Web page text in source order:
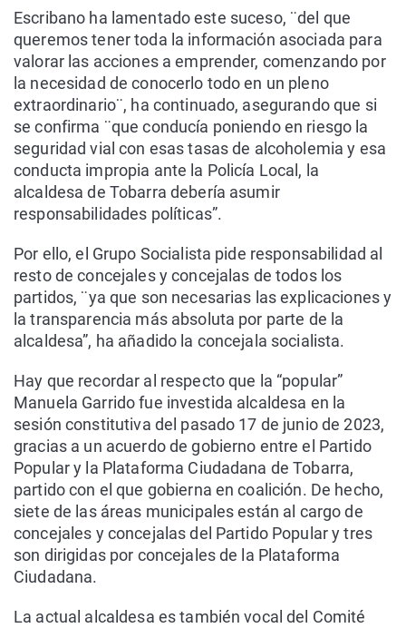
Escribano ha lamentado este suceso, ¨del que
queremos tener toda la información asociada para
valorar las acciones a emprender, comenzando por
la necesidad de conocerlo todo en un pleno
extraordinario¨, ha continuado, asegurando que si
se confirma ¨que conducía poniendo en riesgo la
seguridad vial con esas tasas de alcoholemia y esa
conducta impropia ante la Policía Local, la
alcaldesa de Tobarra debería asumir
responsabilidades políticas”.
Por ello, el Grupo Socialista pide responsabilidad al
resto de concejales y concejalas de todos los
partidos, ¨ya que son necesarias las explicaciones y
la transparencia más absoluta por parte de la
alcaldesa”, ha añadido la concejala socialista.
Hay que recordar al respecto que la “popular”
Manuela Garrido fue investida alcaldesa en la
sesión constitutiva del pasado 17 de junio de 2023,
gracias a un acuerdo de gobierno entre el Partido
Popular y la Plataforma Ciudadana de Tobarra,
partido con el que gobierna en coalición. De hecho,
siete de las áreas municipales están al cargo de
concejales y concejalas del Partido Popular y tres
son dirigidas por concejales de la Plataforma
Ciudadana.
La actual alcaldesa es también vocal del Comité